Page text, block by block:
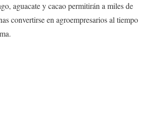
aguacate y cacao permitirán a miles de
convertirse en agroempresarios al tiempo